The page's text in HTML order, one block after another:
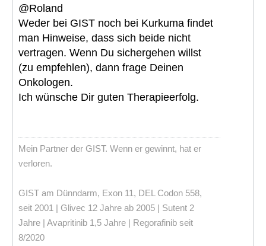
@Roland
Weder bei GIST noch bei Kurkuma findet
man Hinweise, dass sich beide nicht
vertragen. Wenn Du sichergehen willst
(zu empfehlen), dann frage Deinen
Onkologen.
Ich wünsche Dir guten Therapieerfolg.
Mein Partner der GIST. Wenn er gewinnt, hat er
verloren.
GIST am Dünndarm, Exon 11, DEL Codon 558,
seit 2001 | Glivec 12 Jahre ab 2005 | Sutent 2
Jahre | Avapritinib 1,5 Jahre | Regorafinib seit
8/2020